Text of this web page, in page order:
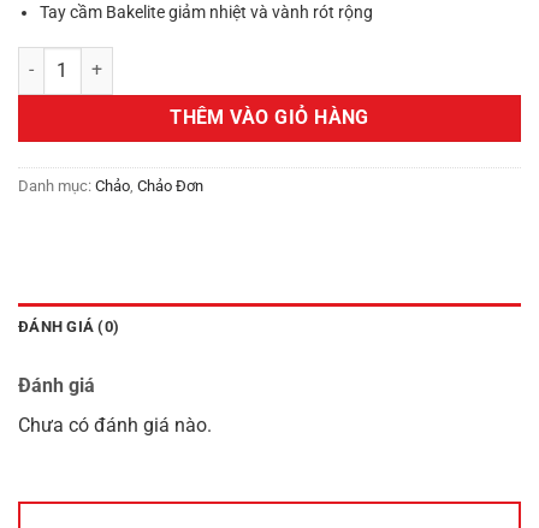
Tay cầm Bakelite giảm nhiệt và vành rót rộng
Chảo chống dính WMF DEVIL FRYPAN 24CM cán nhựa số lượng
THÊM VÀO GIỎ HÀNG
Danh mục: Chảo Chảo Đơn
ĐÁNH GIÁ (0)
Đánh giá
Chưa có đánh giá nào.